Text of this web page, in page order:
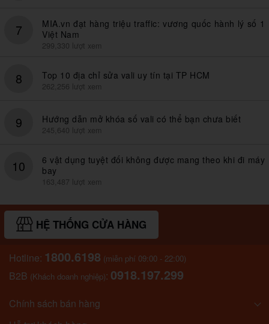
7
MIA.vn đạt hàng triệu traffic: vương quốc hành lý số 1
Việt Nam
299,330 lượt xem
8 Top 10 địa chỉ sửa vali uy tín tại TP HCM
262,256 lượt xem
9 Hướng dẫn mở khóa số vali có thể bạn chưa biết
245,640 lượt xem
10
6 vật dụng tuyệt đối không được mang theo khi đi máy
bay
163,487 lượt xem
HỆ THỐNG CỬA HÀNG
Hotline: 1800.6198 (miễn phí 09:00 - 22:00)
B2B (Khách doanh nghiệp): 0918.197.299
Chính sách bán hàng